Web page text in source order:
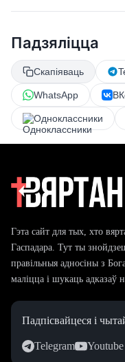
Падзяліцца
Скапіяваць
WhatsApp
Одноклассники
Гэта сайт для тых, хто
Гаспадара. Тут ты
правільныя адносіны з
маліцца і шукаць адказаў
Падпісвайцеся і
Telegram Youtube